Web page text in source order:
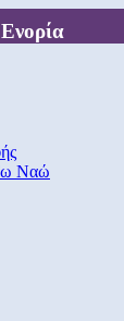
Ενορία
Ναώ